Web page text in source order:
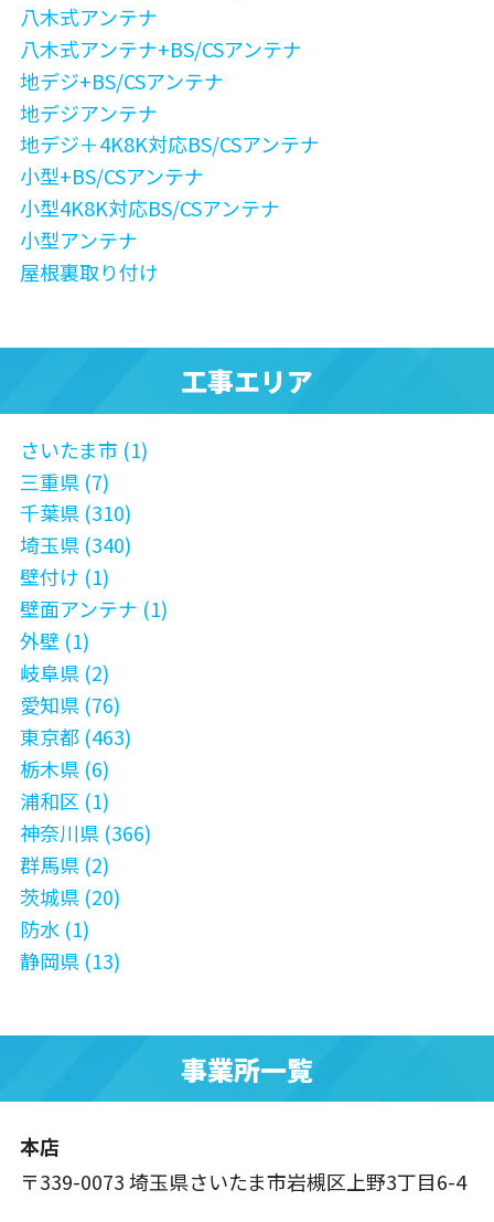
八木式アンテナ
八木式アンテナ+BS/CSアンテナ
地デジ+BS/CSアンテナ
地デジアンテナ
地デジ＋4K8K対応BS/CSアンテナ
小型+BS/CSアンテナ
小型4K8K対応BS/CSアンテナ
小型アンテナ
屋根裏取り付け
工事エリア
さいたま市 (1)
三重県 (7)
千葉県 (310)
埼玉県 (340)
壁付け (1)
壁面アンテナ (1)
外壁 (1)
岐阜県 (2)
愛知県 (76)
東京都 (463)
栃木県 (6)
浦和区 (1)
神奈川県 (366)
群馬県 (2)
茨城県 (20)
防水 (1)
静岡県 (13)
事業所一覧
本店
〒339-0073 埼玉県さいたま市岩槻区上野3丁目6-4